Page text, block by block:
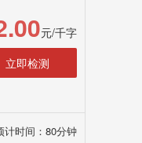
元/千字
立即检测
计时间：80分钟